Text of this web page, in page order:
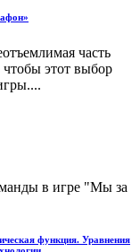
часть
этот выбор
в игре "Мы за
функция. Уравнения